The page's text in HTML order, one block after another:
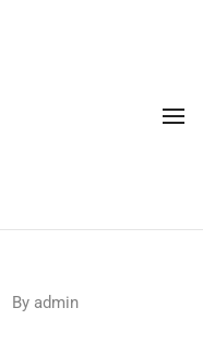
By admin